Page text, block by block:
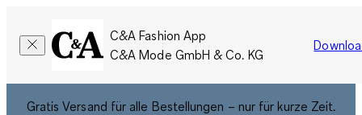
C&A Fashion App
C&A Mode GmbH & Co. KG
Gratis Versand für alle Bestellungen – nur für kurze Zeit.